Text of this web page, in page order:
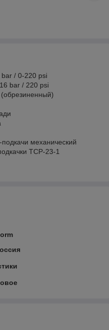
/ 0-220 psi
bar / 220 psi
механический
TCP-23-1